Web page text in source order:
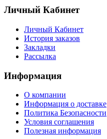
Личный Кабинет
Личный Кабинет
История заказов
Закладки
Рассылка
Информация
О компании
Информация о доставке
Политика Безопасности
Условия соглашения
Полезная информация